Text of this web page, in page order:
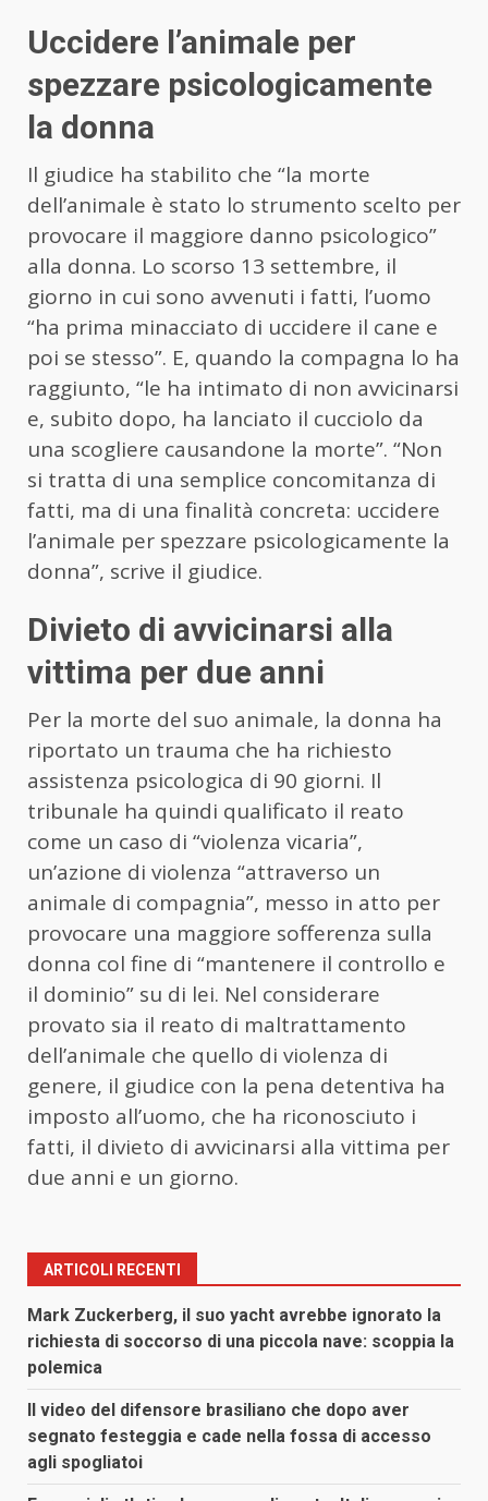
Uccidere l’animale per
spezzare psicologicamente
la donna
Il giudice ha stabilito che “la morte
dell’animale è stato lo strumento scelto per
provocare il maggiore danno psicologico”
alla donna. Lo scorso 13 settembre, il
giorno in cui sono avvenuti i fatti, l’uomo
“ha prima minacciato di uccidere il cane e
poi se stesso”. E, quando la compagna lo ha
raggiunto, “le ha intimato di non avvicinarsi
e, subito dopo, ha lanciato il cucciolo da
una scogliere causandone la morte”. “Non
si tratta di una semplice concomitanza di
fatti, ma di una finalità concreta: uccidere
l’animale per spezzare psicologicamente la
donna”, scrive il giudice.
Divieto di avvicinarsi alla
vittima per due anni
Per la morte del suo animale, la donna ha
riportato un trauma che ha richiesto
assistenza psicologica di 90 giorni. Il
tribunale ha quindi qualificato il reato
come un caso di “violenza vicaria”,
un’azione di violenza “attraverso un
animale di compagnia”, messo in atto per
provocare una maggiore sofferenza sulla
donna col fine di “mantenere il controllo e
il dominio” su di lei. Nel considerare
provato sia il reato di maltrattamento
dell’animale che quello di violenza di
genere, il giudice con la pena detentiva ha
imposto all’uomo, che ha riconosciuto i
fatti, il divieto di avvicinarsi alla vittima per
due anni e un giorno.
ARTICOLI RECENTI
Mark Zuckerberg, il suo yacht avrebbe ignorato la
richiesta di soccorso di una piccola nave: scoppia la
polemica
Il video del difensore brasiliano che dopo aver
segnato festeggia e cade nella fossa di accesso
agli spogliatoi